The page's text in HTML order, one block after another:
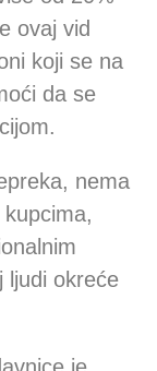
ovaj vid
koji se na
da se
nema
ljudi okreće